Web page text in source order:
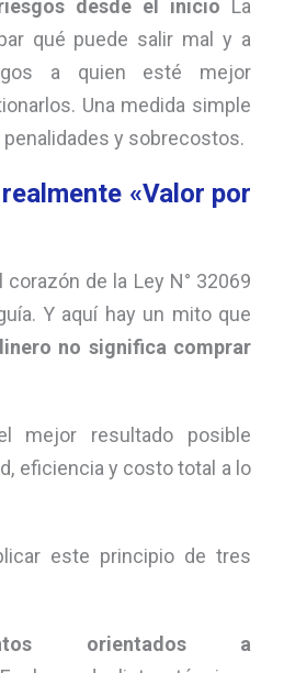
desde el inicio La
qué puede salir mal y a
a quien esté mejor
Una medida simple
y sobrecostos.
«Valor por
de la Ley N° 32069
Y aquí hay un mito que
no significa comprar
mejor resultado posible
eficiencia y costo total a lo
este principio de tres
orientados a